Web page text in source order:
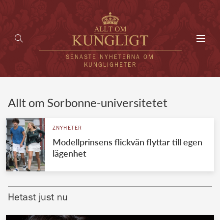
SENASTE NYHETERNA OM
KUNGLIGHETER
UTLÄNDSKT
VÄRLDENS KUNGAHUS
Brittiska kungahuset
Allt om Sorbonne-universitetet
ZNYHETER
Modellprinsens flickvän flyttar till egen
lägenhet
Hetast just nu